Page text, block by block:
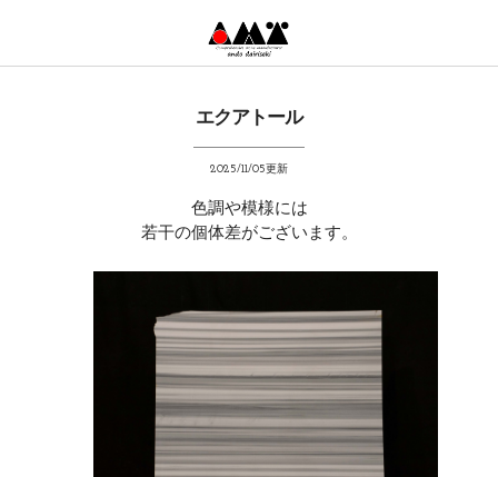
エクアトール
2025/11/05更新
色調や模様には
若干の個体差がございます。